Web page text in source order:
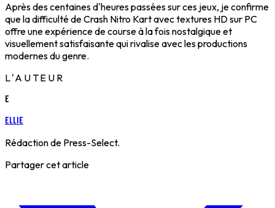
Après des centaines d'heures passées sur ces jeux, je confirme
que la difficulté de Crash Nitro Kart avec textures HD sur PC
offre une expérience de course à la fois nostalgique et
visuellement satisfaisante qui rivalise avec les productions
modernes du genre.
L'AUTEUR
E
Ellie
Rédaction de Press-Select.
Partager cet article